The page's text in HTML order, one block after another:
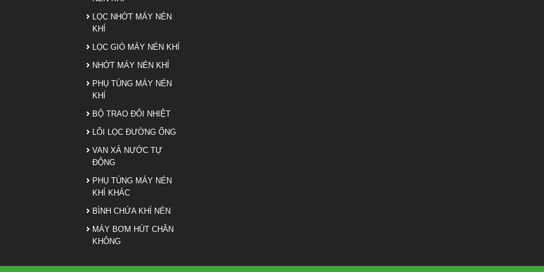
LỌC NHỚT MÁY NÉN
KHÍ
LỌC GIÓ MÁY NÉN KHÍ
NHỚT MÁY NÉN KHÍ
PHỤ TÙNG MÁY NÉN
KHÍ
BỘ TRAO ĐỔI NHIỆT
LÕI LỌC ĐƯỜNG ỐNG
VAN XẢ NƯỚC TỰ
ĐỘNG
PHỤ TÙNG MÁY NÉN
KHÍ KHÁC
BÌNH CHỨA KHÍ NÉN
MÁY BƠM HÚT CHÂN
KHÔNG